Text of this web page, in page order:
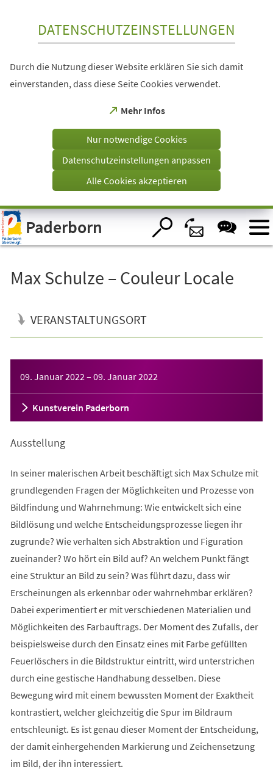
Visuelle
Assistenzsoftware
öffnen.
DATENSCHUTZEINSTELLUNGEN
Durch die Nutzung dieser Website erklären Sie sich damit
einverstanden, dass diese Seite Cookies verwendet.
Mehr Infos
(Öffnet
einem
Tab)
Nur notwendige Cookies
Datenschutzeinstellungen anpassen
Alle Cookies akzeptieren
Paderborn
Max Schulze – Couleur Locale
VERANSTALTUNGSORT
09. Januar 2022 – 09. Januar 2022
Kunstverein Paderborn
Ausstellung
In seiner malerischen Arbeit beschäftigt sich Max Schulze mit
grundlegenden Fragen der Möglichkeiten und Prozesse von
Bildfindung und Wahrnehmung: Wie entwickelt sich eine
Bildlösung und welche Entscheidungsprozesse liegen ihr
zugrunde? Wie verhalten sich Abstraktion und Figuration
zueinander? Wo hört ein Bild auf? An welchem Punkt fängt
eine Struktur an Bild zu sein? Was führt dazu, dass wir
Erscheinungen als erkennbar oder wahrnehmbar erklären?
Dabei experimentiert er mit verschiedenen Materialien und
Möglichkeiten des Farbauftrags. Der Moment des Zufalls, der
beispielsweise durch den Einsatz eines mit Farbe gefüllten
Feuerlöschers in die Bildstruktur eintritt, wird unterstrichen
durch eine gestische Handhabung desselben. Diese
Bewegung wird mit einem bewussten Moment der Exaktheit
kontrastiert, welcher gleichzeitig die Spur im Bildraum
entschleunigt. Es ist genau dieser Moment der Entscheidung,
der damit einhergehenden Markierung und Zeichensetzung
im Bild, der ihn interessiert.